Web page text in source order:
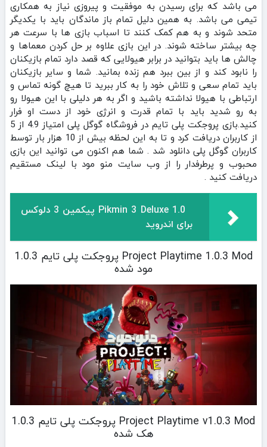
می باشد که برای رسیدن به موفقیت و پیروزی نیاز به همکاری
تیمی می باشد. به همین دلیل تمام باز ماندگان باید با یکدیگر
متحد شوند و به هم کمک کنند تا اسباب بازی ها با سرعت هر
چه بیشتر ساخته شوند. در این بازی علاوه بر حل کردن معماها و
چالش ها باید بتوانید در برابر هیولایی که قصد دارد تمام بازیکنان
را نابود کند و از بین ببرد هم زنده بمانید. شما و سایر بازیکنان
باید تمام سعی و تلاش خود را به کار ببرید تا هیچ گونه تماس و
ارتباطی با هیولا نداشته باشید و اگر به هر دلیلی با این هیولا رو
به رو شدید باید با تمام قدرت و انرژی خود از دست او فرار
کنید.بازی پروجکت پلی تایم در فروشگاه گوگل پلی امتیاز 4.9 از 5
از کاربران دریافت کرد و تا به این لحظه بیش از 10 هزار بار توسط
کاربران گوگل پلی دانلود شد . شما هم اکنون می توانید این بازی
محبوب و پرطرفدار را از وب سایت منو مود با لینک مستقیم
دریافت کنید .
Pikmin 3 Deluxe 1.0 پیکمین 3 دلوکس
برای اندروید
Project Playtime 1.0.3 Mod پروجکت پلی تایم 1.0.3
مود شده
Project Playtime v1.0.3 Mod پروجکت پلی تایم 1.0.3
هک شده